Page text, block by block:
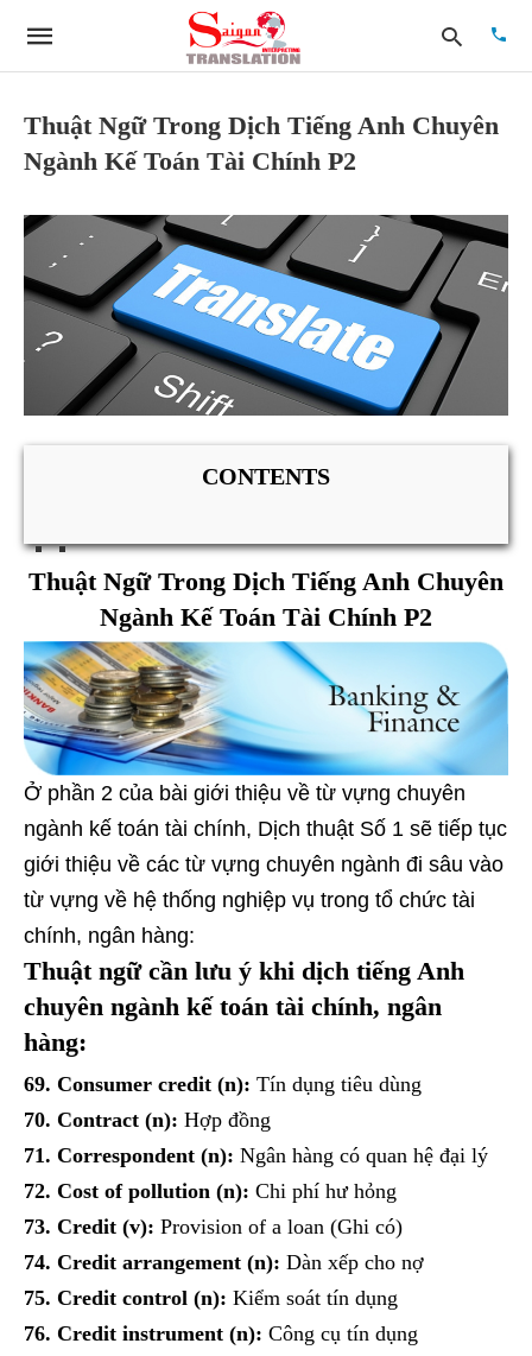
query
hit
Thuật Ngữ Trong Dịch Tiếng Anh Chuyên
Ngành Kế Toán Tài Chính P2
CONTENTS
Thuật Ngữ Trong Dịch Tiếng Anh Chuyên
Ngành Kế Toán Tài Chính P2
Ở phần 2 của bài giới thiệu về từ vựng chuyên
ngành kế toán tài chính, Dịch thuật Số 1 sẽ tiếp tục
giới thiệu về các từ vựng chuyên ngành đi sâu vào
từ vựng về hệ thống nghiệp vụ trong tổ chức tài
chính, ngân hàng:
Thuật ngữ cần lưu ý khi dịch tiếng Anh
chuyên ngành kế toán tài chính, ngân
hàng:
69. Consumer credit (n): Tín dụng tiêu dùng
70. Contract (n): Hợp đồng
71. Correspondent (n): Ngân hàng có quan hệ đại lý
72. Cost of pollution (n): Chi phí hư hỏng
73. Credit (v): Provision of a loan (Ghi có)
74. Credit arrangement (n): Dàn xếp cho nợ
75. Credit control (n): Kiểm soát tín dụng
76. Credit instrument (n): Công cụ tín dụng